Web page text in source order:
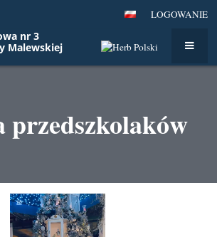
LOGOWANIE
nr 3
Malewskiej
przedszkolaków